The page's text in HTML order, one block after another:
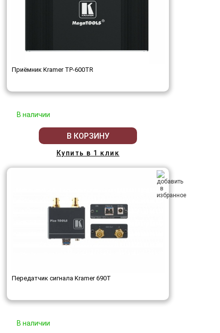
Приёмник Kramer TP-600TR
В наличии
В КОРЗИНУ
Купить в 1 клик
Передатчик сигнала Kramer 690T
В наличии